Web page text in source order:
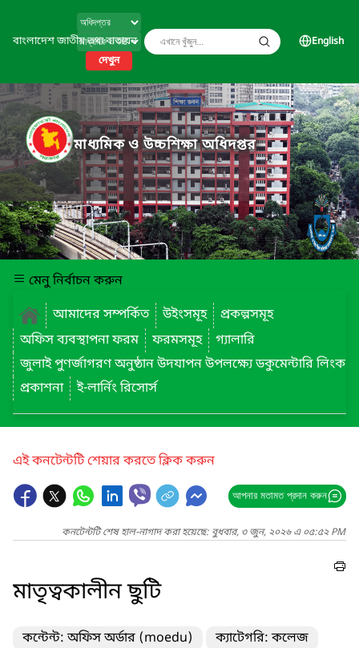
বাংলাদেশ জাতীয় তথ্য বাতায়ন
দেখুন
English
মাধ্যমিক ও উচ্চশিক্ষা অধিদপ্তর
মেনু নির্বাচন করুন
আমাদের সম্পর্কিত
উইংসমূহ
প্রকল্পসমূহ
অফিস ব্যবস্থাপনা ফরম
ফরমসমূহ
গ্যালারি
জুলাই পুণর্জাগরণ অনুষ্ঠান উদযাপন উপলক্ষ্যে ডকুমেন্টারি লিংক
প্রকাশনা
ই-লার্নিং রিসোর্স
এই কনটেন্টটি শেয়ার করতে ক্লিক করুন
আপনার মতামত প্রদান করুন
কনটেন্টটি শেষ হাল-নাগাদ করা হয়েছে: বুধবার, ৩ জুন, ২০২৬ এ ০৫:৫২ PM
মাতৃত্বকালীন ছুটি
কন্টেন্ট: অফিস অর্ডার (moedu) ক্যাটেগরি: কলেজ